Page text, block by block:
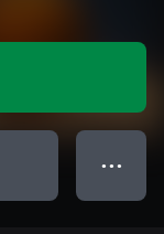
● ● ●